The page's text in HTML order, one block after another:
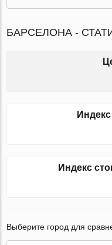
БАРСЕЛОНА -
Индекс
Выберите город для